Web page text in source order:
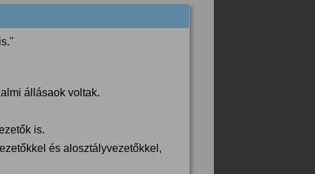
állásaok voltak.
is.
és alosztályvezetőkkel,